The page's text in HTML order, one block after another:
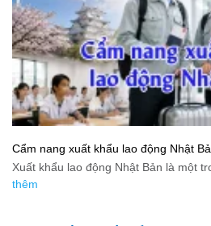
Cẩm nang xuất khẩu lao động Nhật
Xuất khẩu lao động Nhật Bản là một
thêm